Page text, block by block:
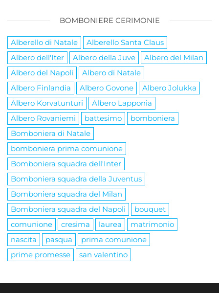
BOMBONIERE CERIMONIE
Alberello di Natale
Alberello Santa Claus
Albero dell'Iter
Albero della Juve
Albero del Milan
Albero del Napoli
Albero di Natale
Albero Finlandia
Albero Govone
Albero Jolukka
Albero Korvatunturi
Albero Lapponia
Albero Rovaniemi
battesimo
bomboniera
Bomboniera di Natale
bomboniera prima comunione
Bomboniera squadra dell'Inter
Bomboniera squadra della Juventus
Bomboniera squadra del Milan
Bomboniera squadra del Napoli
bouquet
comunione
cresima laurea
matrimonio
nascita
pasqua
prima comunione
prime promesse
san valentino